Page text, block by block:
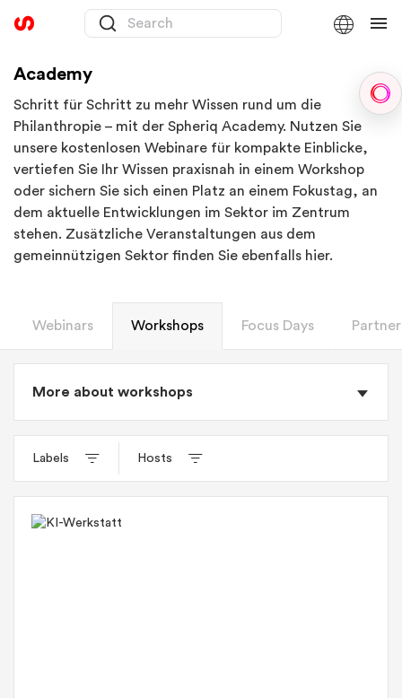
Academy
Schritt für Schritt zu mehr Wissen rund um die
Philanthropie – mit der Spheriq Academy. Nutzen Sie
unsere kostenlosen Webinare für kompakte Einblicke,
vertiefen Sie Ihr Wissen praxisnah in einem Workshop
oder sichern Sie sich einen Platz an einem Fokustag, an
dem aktuelle Entwicklungen im Sektor im Zentrum
stehen. Zusätzliche Veranstaltungen aus dem
gemeinnützigen Sektor finden Sie ebenfalls hier.
Webinars Workshops Focus Days
More about workshops
Labels Hosts